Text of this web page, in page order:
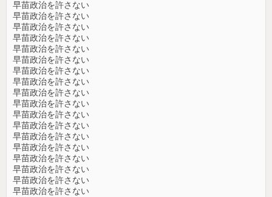
早苗政治を許さない
早苗政治を許さない
早苗政治を許さない
早苗政治を許さない
早苗政治を許さない
早苗政治を許さない
早苗政治を許さない
早苗政治を許さない
早苗政治を許さない
早苗政治を許さない
早苗政治を許さない
早苗政治を許さない
早苗政治を許さない
早苗政治を許さない
早苗政治を許さない
早苗政治を許さない
早苗政治を許さない
早苗政治を許さない